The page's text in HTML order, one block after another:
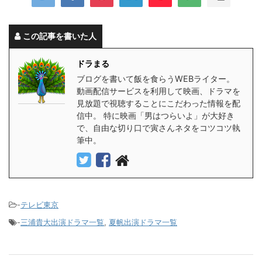
この記事を書いた人
ドラまる
ブログを書いて飯を食らうWEBライター。
動画配信サービスを利用して映画、ドラマを
見放題で視聴することにこだわった情報を配
信中。 特に映画「男はつらいよ」が大好き
で、自由な切り口で寅さんネタをコツコツ執
筆中。
-テレビ東京
-三浦貴大出演ドラマ一覧, 夏帆出演ドラマ一覧